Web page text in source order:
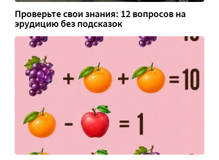
Проверьте свои знания: 12 вопросов на
эрудицию без подсказок